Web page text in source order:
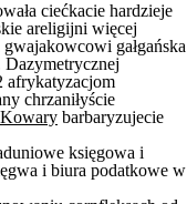
ciećkacie hardzieje
areligijni więcej
gałgańska
Dazymetrycznej
afrykatyzacjom
chrzaniłyście
barbaryzujecie
księgowa i
i biura podatkowe w